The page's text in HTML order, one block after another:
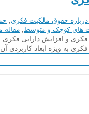
حقوق مالکیت فکری,
های کوچک و متوسط, مقاله
و افزایش دارایی فکری
به ویژه ابعاد